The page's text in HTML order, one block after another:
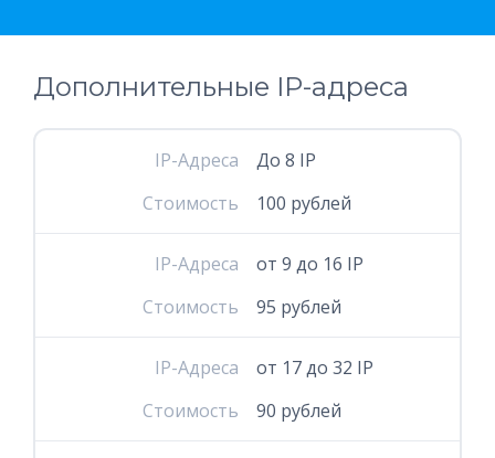
Дополнительные IP-адреса
IP-Адреса
До 8 IP
Стоимость
100 рублей
IP-Адреса
от 9 до 16 IP
Стоимость
95 рублей
IP-Адреса
от 17 до 32 IP
Стоимость
90 рублей